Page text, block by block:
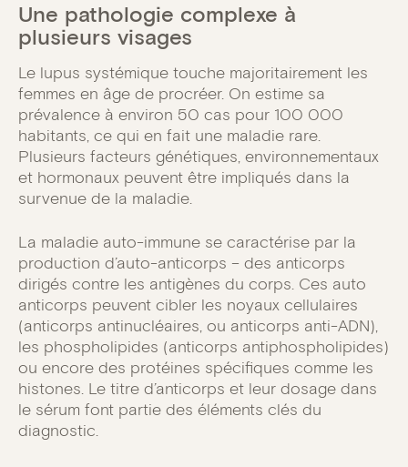
Une pathologie complexe à
plusieurs visages
Le lupus systémique touche majoritairement les
femmes en âge de procréer. On estime sa
prévalence à environ 50 cas pour 100 000
habitants, ce qui en fait une maladie rare.
Plusieurs facteurs génétiques, environnementaux
et hormonaux peuvent être impliqués dans la
survenue de la maladie.
La maladie auto-immune se caractérise par la
production d’auto-anticorps – des anticorps
dirigés contre les antigènes du corps. Ces auto
anticorps peuvent cibler les noyaux cellulaires
(anticorps antinucléaires, ou anticorps anti-ADN),
les phospholipides (anticorps antiphospholipides)
ou encore des protéines spécifiques comme les
histones. Le titre d’anticorps et leur dosage dans
le sérum font partie des éléments clés du
diagnostic.